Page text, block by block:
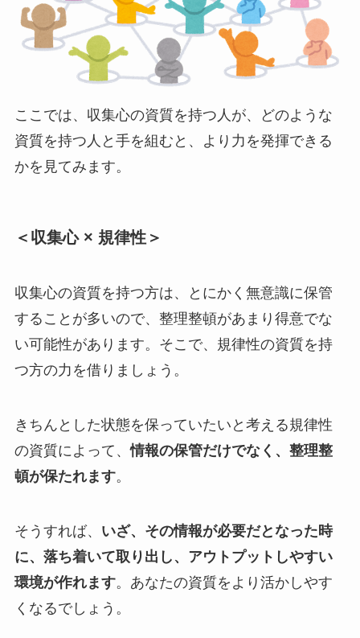
ここでは、収集心の資質を持つ人が、どのような
資質を持つ人と手を組むと、より力を発揮できる
かを見てみます。
＜収集心 × 規律性＞
収集心の資質を持つ方は、とにかく無意識に保管
することが多いので、整理整頓があまり得意でな
い可能性があります。そこで、規律性の資質を持
つ方の力を借りましょう。
きちんとした状態を保っていたいと考える規律性
の資質によって、情報の保管だけでなく、整理整
頓が保たれます。
そうすれば、 いざ、その情報が必要だとなった時
に、落ち着いて取り出し、アウトプットしやすい
環境が作れます。あなたの資質をより活かしやす
くなるでしょう。